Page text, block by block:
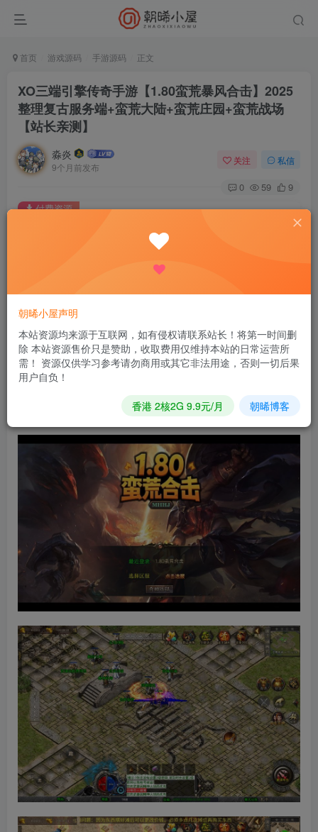
首页 游戏源码 手游源码 正文
XO三端引擎传奇手游【1.80蛮荒暴风合击】2025
整理复古服务端+蛮荒大陆+蛮荒庄园+蛮荒战场
【站长亲测】
淼炎
9个月前发布
关注 私信
0 59 9
此内容为付费资源，请付费后查看
普通会员R0.9 超级会员免费
您当前未登录！建议登陆后购买，可保存购买订单
付费资源
务端+蛮荒大陆+蛮荒庄园+蛮荒战场
朝晞小屋声明
本站资源均来源于互联网，如有侵权请联系站长！将第一时间删
除 本站资源售价只是赞助，收取费用仅维持本站的日常运营所
需！ 资源仅供学习参考请勿商用或其它非法用途，否则一切后果
用户自负！
香港 2核2G 9.9元/月 朝晞博客